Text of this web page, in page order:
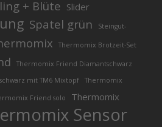
+ Blüte Slider
Spatel grün Steingut-
Thermomix Brotzeit-Set
Thermomix Friend Diamantschwarz
mit TM6 Mixtopf
Thermomix
Friend solo
Thermomix
Sensor